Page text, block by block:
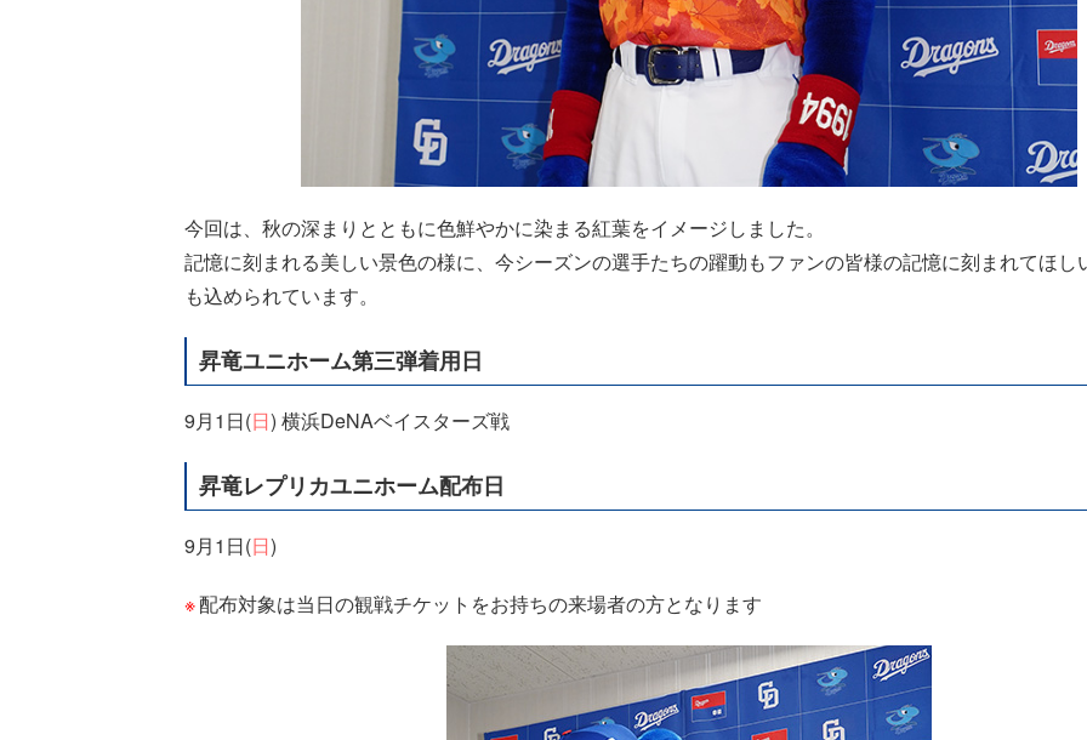
今回は、秋の深まりとともに色鮮やかに染まる紅葉をイメージしました。
記憶に刻まれる美しい景色の様に、今シーズンの選手たちの躍動もファンの皆様の記憶に刻まれてほし
も込められています。
昇竜ユニホーム第三弾着用日
9月1日(日) 横浜DeNAベイスターズ戦
昇竜レプリカユニホーム配布日
9月1日(日)
配布対象は当日の観戦チケットをお持ちの来場者の方となります